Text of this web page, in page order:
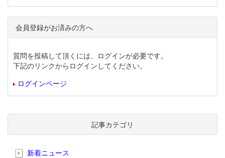
会員登録がお済みの方へ
質問を投稿して頂くには、ログインが必要です。
下記のリンクからログインしてください。
ログインページ
記事カテゴリ
新着ニュース